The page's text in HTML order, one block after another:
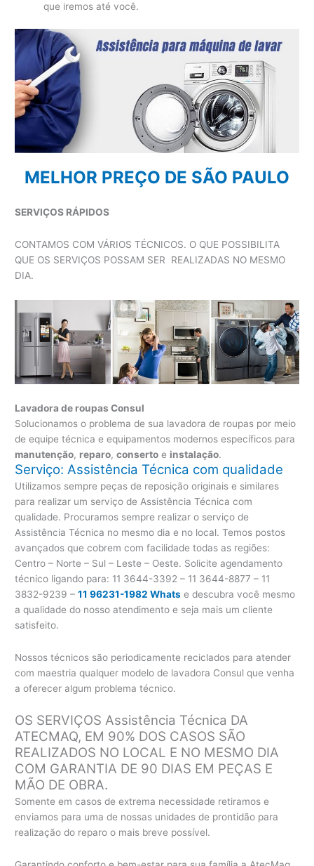
que iremos até você.
MELHOR PREÇO DE SÃO PAULO
SERVIÇOS RÁPIDOS
CONTAMOS COM VÁRIOS TÉCNICOS. O QUE POSSIBILITA
QUE OS SERVIÇOS POSSAM SER REALIZADAS NO MESMO
DIA.
Lavadora de roupas Consul
Solucionamos o problema de sua lavadora de roupas por meio
de equipe técnica e equipamentos modernos específicos para
manutenção, reparo,conserto e instalação.
Serviço: Assistência Técnica com qualidade
Utilizamos sempre peças de reposição originais e similares
para realizar um serviço de Assistência Técnica com
qualidade. Procuramos sempre realizar o serviço de
Assistência Técnica no mesmo dia e no local. Temos postos
avançados que cobrem com facilidade todas as regiões:
Centro – Norte – Sul – Leste – Oeste. Solicite agendamento
técnico ligando para: 11 3644-3392 – 11 3644-8877 – 11
3832-9239 –11 96231-1982 Whats e descubra você mesmo
a qualidade do nosso atendimento e seja mais um cliente
satisfeito.
Nossos técnicos são periodicamente reciclados para atender
com maestria qualquer modelo de lavadora Consul que venha
a oferecer algum problema técnico.
OS SERVIÇOS Assistência Técnica DA
ATECMAQ, EM 90% DOS CASOS SÃO
REALIZADOS NO LOCAL E NO MESMO DIA
COM GARANTIA DE 90 DIAS EM PEÇAS E
MÃO DE OBRA.
Somente em casos de extrema necessidade retiramos e
enviamos para uma de nossas unidades de prontidão para
realização do reparo o mais breve possível.